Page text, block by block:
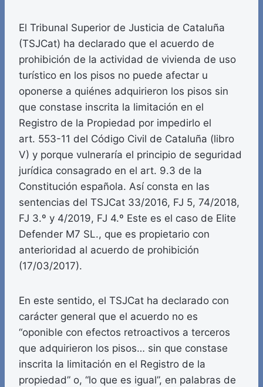
El Tribunal Superior de Justicia de Cataluña
(TSJCat) ha declarado que el acuerdo de
prohibición de la actividad de vivienda de uso
turístico en los pisos no puede afectar u
oponerse a quiénes adquirieron los pisos sin
que constase inscrita la limitación en el
Registro de la Propiedad por impedirlo el
art. 553-11 del Código Civil de Cataluña (libro
V) y porque vulneraría el principio de seguridad
jurídica consagrado en el art. 9.3 de la
Constitución española. Así consta en las
sentencias del TSJCat 33/2016, FJ 5, 74/2018,
FJ 3.º y 4/2019, FJ 4.º Este es el caso de Elite
Defender M7 SL., que es propietario con
anterioridad al acuerdo de prohibición
(17/03/2017).
En este sentido, el TSJCat ha declarado con
carácter general que el acuerdo no es
“oponible con efectos retroactivos a terceros
que adquirieron los pisos… sin que constase
inscrita la limitación en el Registro de la
propiedad” o, “lo que es igual”, en palabras de